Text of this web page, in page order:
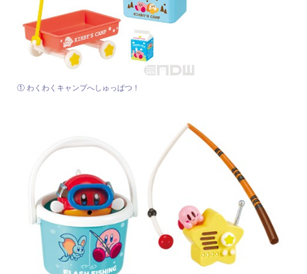
① わくわくキャンプへしゅっぱつ！